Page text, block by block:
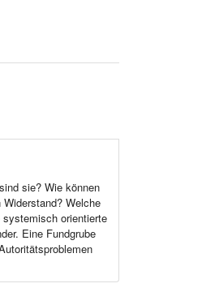
sie? Wie können
Welche
orientierte
Eine Fundgrube